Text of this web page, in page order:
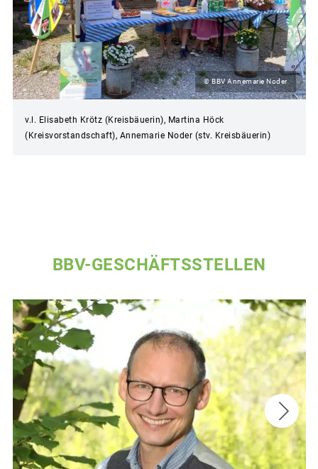
© BBV Annemarie Noder
v.l. Elisabeth Krötz (Kreisbäuerin), Martina Höck
(Kreisvorstandschaft), Annemarie Noder (stv. Kreisbäuerin)
BBV-GESCHÄFTSSTELLEN